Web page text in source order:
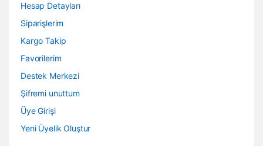
Hesap Detayları
Siparişlerim
Kargo Takip
Favorilerim
Destek Merkezi
Şifremi unuttum
Üye Girişi
Yeni Üyelik Oluştur